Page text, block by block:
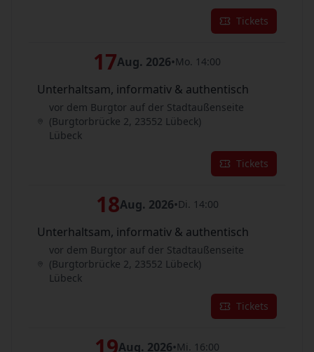
Tickets
17Aug. 2026•Mo. 14:00
Unterhaltsam, informativ & authentisch
vor dem Burgtor auf der Stadtaußenseite
(Burgtorbrücke 2, 23552 Lübeck)
Lübeck
Tickets
18Aug. 2026•Di. 14:00
Unterhaltsam, informativ & authentisch
vor dem Burgtor auf der Stadtaußenseite
(Burgtorbrücke 2, 23552 Lübeck)
Lübeck
Tickets
Aug. 2026•Mi. 16:00